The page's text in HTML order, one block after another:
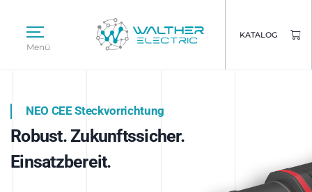
Menü
KATALOG
Intelligente Stromverteilung
NEO CEE Steckvorrichtung
Robust. Zukunftssicher.
Einsatzbereit.
Intelligenz trifft Energie.